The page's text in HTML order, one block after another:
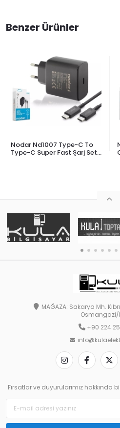
Benzer Ürünler
Nodar Nd1007 Type-C To
Type-C Super Fast Şarj Seti
MAĞAZA: Sakarya Mh.
Osmangazi/
+90 224
Fırsatlar ve duyurularımız